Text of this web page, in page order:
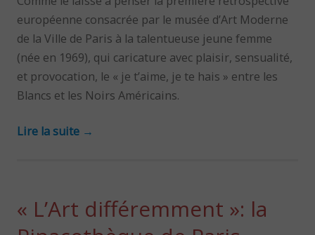
européenne consacrée par le musée d’Art Moderne
de la Ville de Paris à la talentueuse jeune femme
(née en 1969), qui caricature avec plaisir, sensualité,
et provocation, le « je t’aime, je te hais » entre les
Blancs et les Noirs Américains.
Lire la suite →
« L’Art différemment »: la